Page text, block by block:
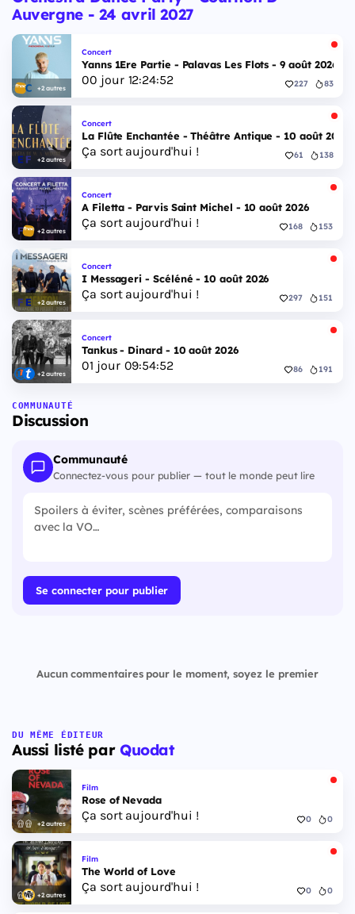
Auvergne - 24 avril 2027
+2 autres
Concert
Yanns 1Ere Partie - Palavas Les Flots - 9 août 2026
00 jour 12:24:51 227 83
+2 autres
Concert
La Flûte Enchantée - Théâtre Antique - 10 août 2026
Ça sort aujourd'hui ! 61 138
+2 autres
Concert
A Filetta - Parvis Saint Michel - 10 août 2026
Ça sort aujourd'hui ! 168 153
+2 autres
Concert
I Messageri - Scéléné - 10 août 2026
Ça sort aujourd'hui ! 297 151
+2 autres
Concert
Tankus - Dinard - 10 août 2026
01 jour 09:54:51 86 191
COMMUNAUTÉ
Discussion
Communauté
Connectez-vous pour publier — tout le monde peut lire
Se connecter pour publier
Aucun commentaires pour le moment, soyez le premier
DU MÊME ÉDITEUR
Aussi listé par Quodat
+2 autres
Film
Rose of Nevada
Ça sort aujourd'hui ! 0 0
+2 autres
Film
The World of Love
Ça sort aujourd'hui ! 0 0